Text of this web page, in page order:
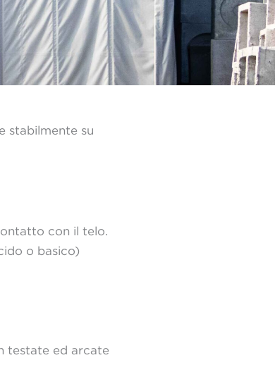
stabilmente su
con il telo.
o basico)
testate ed arcate